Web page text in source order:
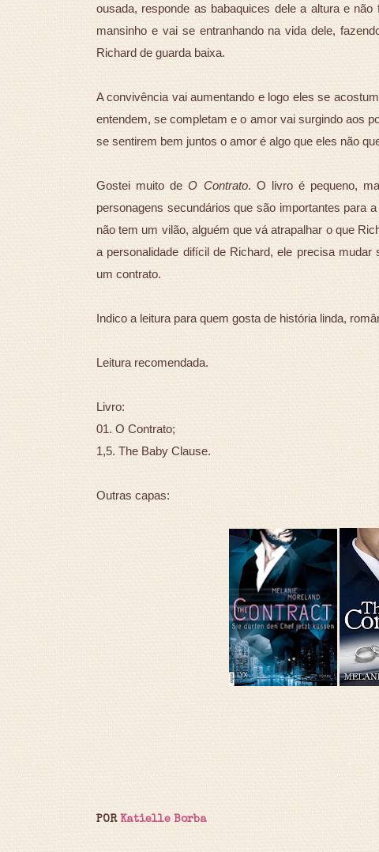
ousada, responde as babaquices dele a altura e
mansinho e vai se entranhando na vida dele,
Richard de guarda baixa.
A convivência vai aumentando e logo eles se
entendem, se completam e o amor vai surgindo aos
se sentirem bem juntos o amor é algo que eles não
Gostei muito deO Contrato. O livro é pequeno,
personagens secundários que são importantes para
não tem um vilão, alguém que vá atrapalhar o que
a personalidade difícil de Richard, ele precisa
um contrato.
Indico a leitura para quem gosta de história linda,
Leitura recomendada.
Livro:
01. O Contrato;
1,5. The Baby Clause.
Outras capas:
POR Katielle Borba